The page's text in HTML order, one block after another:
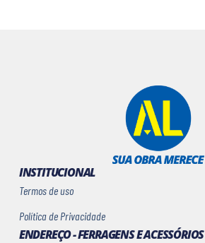
INSTITUCIONAL
Termos de uso
Política de Privacidade
ENDEREÇO - FERRAGENS E ACESSÓRIOS